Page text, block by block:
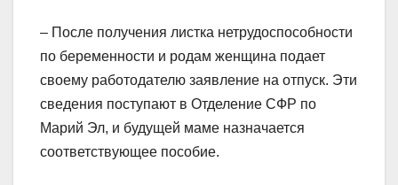
– После получения листка нетрудоспособности
по беременности и родам женщина подает
своему работодателю заявление на отпуск. Эти
сведения поступают в Отделение СФР по
Марий Эл, и будущей маме назначается
соответствующее пособие.